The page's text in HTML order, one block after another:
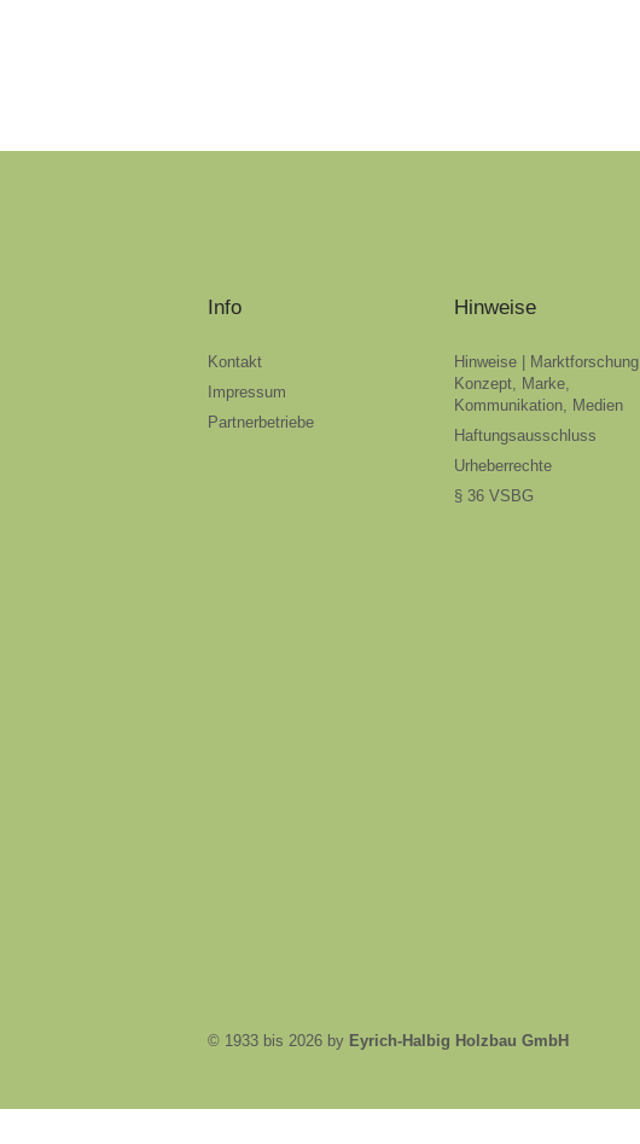
Info
Kontakt
Impressum
Partnerbetriebe
Hinweise
Hinweise | Marktforschung,
Konzept, Marke,
Kommunikation, Medien
Haftungsausschluss
Urheberrechte
§ 36 VSBG
© 1933 bis 2026 by Eyrich-Halbig Holzbau GmbH